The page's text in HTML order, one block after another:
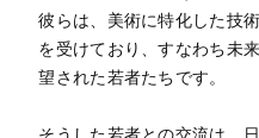
彼らは、美術に特化した技
を受けており、すなわち未
望された若者たちです。